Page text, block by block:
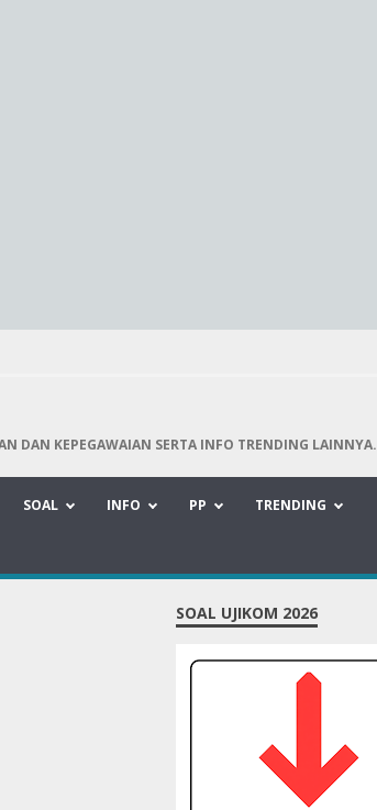
DAN KEPEGAWAIAN SERTA INFO TRENDING LAINNYA.
SOAL INFO PP TRENDING
SOAL UJIKOM 2026